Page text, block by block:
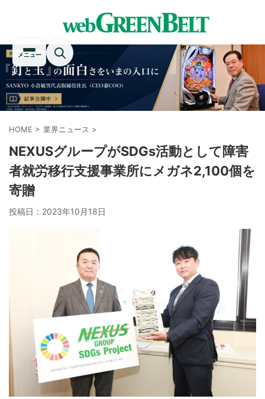
メニュー
HOME > 業界ニュース >
NEXUSグループがSDGs活動として障害
者就労移行支援事業所にメガネ2,100個を
寄贈
投稿日： 2023年10月18日